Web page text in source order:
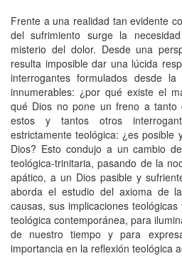
Frente a una realidad tan evidente
del sufrimiento surge la
misterio del dolor. Desde una
resulta imposible dar una lúcida
interrogantes formulados desde
innumerables: ¿por qué existe el
qué Dios no pone un freno a tanto
estos y tantos otros
estrictamente teológica: ¿es posible
Dios? Esto condujo a un cambio
teológica-trinitaria, pasando de la
apático, a un Dios pasible y
aborda el estudio del axioma de
causas, sus implicaciones
teológica contemporánea, para
de nuestro tiempo y para
importancia en la reflexión teológica